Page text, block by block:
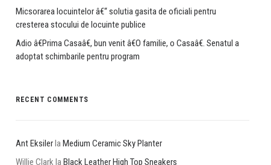
Micsorarea locuintelor â€“ solutia gasita de oficiali pentru
cresterea stocului de locuinte publice
Adio â€Prima Casaâ€, bun venit â€O familie, o Casaâ€. Senatul a
adoptat schimbarile pentru program
RECENT COMMENTS
Ant EksilerlaMedium Ceramic Sky Planter
Willie Clark laBlack Leather High Top Sneakers